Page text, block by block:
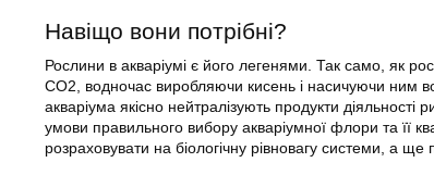
Навіщо вони потрібні?
Рослини в акваріумі є його легенями. Так само, як
СО2, водночас виробляючи кисень і насичуючи ним
акваріума якісно нейтралізують продукти
умови правильного вибору акваріумної флори та її
розраховувати на біологічну рівновагу системи, а ще